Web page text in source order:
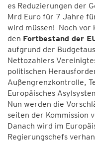
es Reduzierungen der
Mrd Euro für 7 Jahre
wird müssen! Noch vor
den Fortbestand der
aufgrund der
Nettozahlers
politischen
Außengrenzkontrolle,
Europäisches
Nun werden die
seiten der Kommission
Danach wird im
Regierungschefs